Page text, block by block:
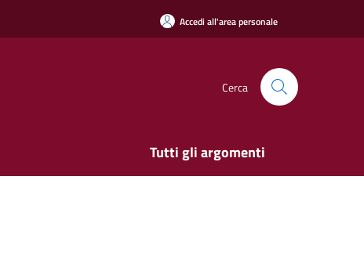
Accedi all'area personale
Cerca
Tutti gli argomenti